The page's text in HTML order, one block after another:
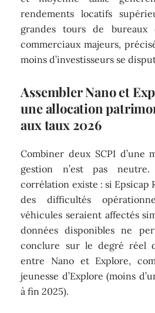
rendements locatifs
grandes tours de bureaux
commerciaux majeurs,
moins d’investisseurs se
Assembler Nano et
une allocation
aux taux 2026
Combiner deux SCPI d’une
gestion n’est pas
corrélation existe : si Epsicap
des difficultés
véhicules seraient affectés
données disponibles ne
conclure sur le degré réel
entre Nano et Explore,
jeunesse d’Explore (moins
à fin 2025).